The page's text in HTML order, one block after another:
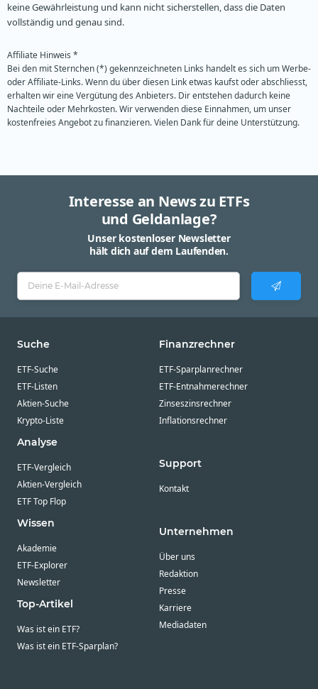
keine Gewährleistung und kann nicht sicherstellen, dass die Daten
vollständig und genau sind.
Affiliate Hinweis *
Bei den mit Sternchen (*) gekennzeichneten Links handelt es sich um Werbe-
oder Affiliate-Links. Wenn du über diesen Link etwas kaufst oder abschliesst,
erhalten wir eine Vergütung des Anbieters. Dir entstehen dadurch keine
Nachteile oder Mehrkosten. Wir verwenden diese Einnahmen, um unser
kostenfreies Angebot zu finanzieren. Vielen Dank für deine Unterstützung.
Interesse an News zu ETFs
und Geldanlage?
Unser kostenloser Newsletter
hält dich auf dem Laufenden.
Suche
ETF-Suche
ETF-Listen
Aktien-Suche
Krypto-Liste
Analyse
ETF-Vergleich
Aktien-Vergleich
ETF Top Flop
Wissen
Akademie
ETF-Explorer
Newsletter
Top-Artikel
Was ist ein ETF?
Was ist ein ETF-Sparplan?
Finanzrechner
ETF-Sparplanrechner
ETF-Entnahmerechner
Zinseszinsrechner
Inflationsrechner
Support
Kontakt
Unternehmen
Über uns
Redaktion
Presse
Karriere
Mediadaten